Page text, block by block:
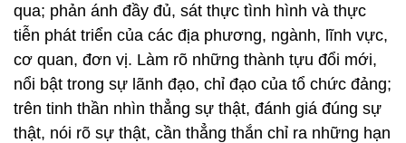
qua; phản ánh đầy đủ, sát thực tình hình và thực
tiễn phát triển của các địa phương, ngành, lĩnh vực,
cơ quan, đơn vị. Làm rõ những thành tựu đổi mới,
nổi bật trong sự lãnh đạo, chỉ đạo của tổ chức đảng;
trên tinh thần nhìn thẳng sự thật, đánh giá đúng sự
thật, nói rõ sự thật, cần thẳng thắn chỉ ra những hạn